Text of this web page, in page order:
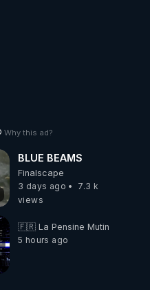
Why this ad?
BLUE BEAMS
Finalscape
3 days ago
7.3 k
views
🇫🇷 La Pensine Mutine
5 hours ago